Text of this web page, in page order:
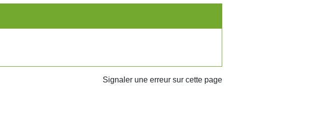
Signaler une erreur sur cette page